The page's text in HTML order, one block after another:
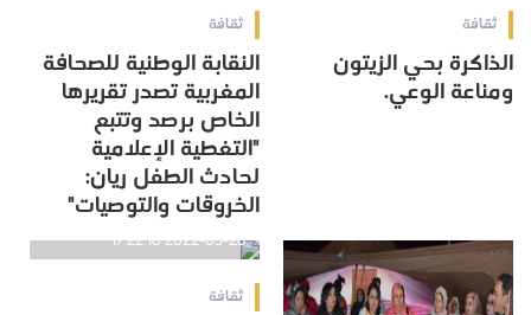
ثقافة
الذاكرة بحي الزيتون
ومناعة الوعي.
ثقافة
النقابة الوطنية للصحافة
المغربية تصدر تقريرها
الخاص برصد وتتبع
"التغطية الإعلامية
لحادث الطفل ريان:
الخروقات والتوصيات"‎
2022-03-28 17:22:18
ثقافة